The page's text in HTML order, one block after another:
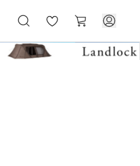
気
に
ー
ト